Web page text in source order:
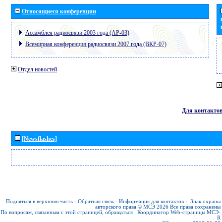
Относящиеся конференции
Ассамблея радиосвязи 2003 года (АР-03)
Всемирная конференция радиосвязи 2007 года (ВКР-07)
Отдел новостей
Для контактов
[Newsflashes]
Подняться в верхнюю часть - Обратная связь - Информация для контактов - Знак охраны
авторского права © МСЭ 2026 Все права сохранены
По вопросам, связанным с этой страницей, обращаться : Координатор Web-страницы МСЭ-
R